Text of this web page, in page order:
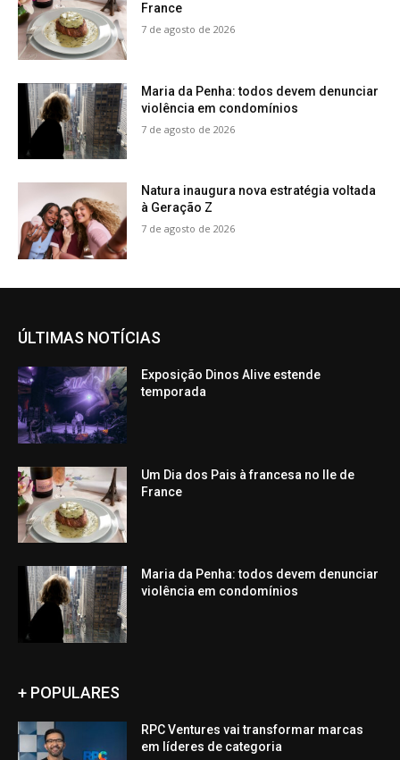
France
7 de agosto de 2026
Maria da Penha: todos devem denunciar
violência em condomínios
7 de agosto de 2026
Natura inaugura nova estratégia voltada
à Geração Z
7 de agosto de 2026
ÚLTIMAS NOTÍCIAS
Exposição Dinos Alive estende
temporada
Um Dia dos Pais à francesa no Ile de
France
Maria da Penha: todos devem denunciar
violência em condomínios
+ POPULARES
RPC Ventures vai transformar marcas
em líderes de categoria